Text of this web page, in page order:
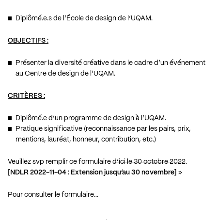
Diplômé.e.s de l’École de design de l’UQAM.
OBJECTIFS :
Présenter la diversité créative dans le cadre d’un événement
au Centre de design de l’UQAM.
CRITÈRES :
Diplômé.e d’un programme de design à l’UQAM.
Pratique significative (reconnaissance par les pairs, prix,
mentions, lauréat, honneur, contribution, etc.)
Veuillez svp remplir ce formulaire d’ici le 30 octobre 2022.
[NDLR 2022-11-04 : Extension jusqu’au 30 novembre] »
Pour consulter le formulaire…